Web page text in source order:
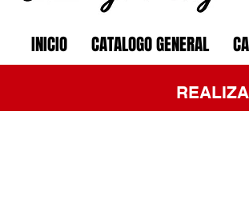
INICIO CATALOGO GENERAL